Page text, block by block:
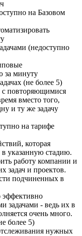
на Базовом
(недоступно
за минуту
(не более 5)
повторяющимися
вместо того,
и ту же задачу
на тарифе
которая
в указанную стадию.
работу компании и
задач и проектов.
подчиненных в
эффективно
задачами - ведь их в
очень много.
более 5)
нужных